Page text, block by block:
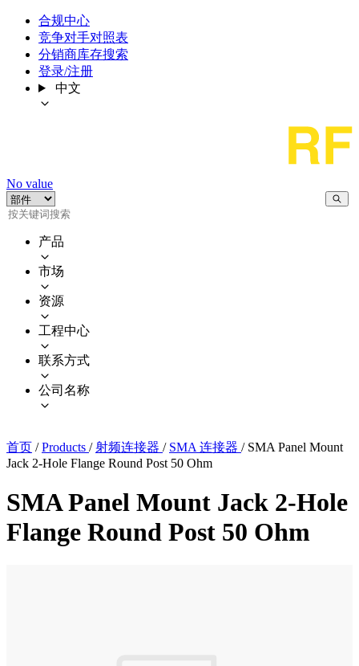
合规中心
竞争对手对照表
分销商库存搜索
登录/注册
中文
No value
产品
市场
资源
工程中心
联系方式
公司名称
首页 / Products / 射频连接器 / SMA 连接器 / SMA Panel Mount
Jack 2-Hole Flange Round Post 50 Ohm
SMA Panel Mount Jack 2-Hole
Flange Round Post 50 Ohm